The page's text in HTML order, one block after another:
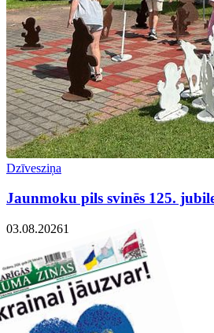
Dzīvesziņa
Jaunmoku pils svinēs 125.
03.08.20261